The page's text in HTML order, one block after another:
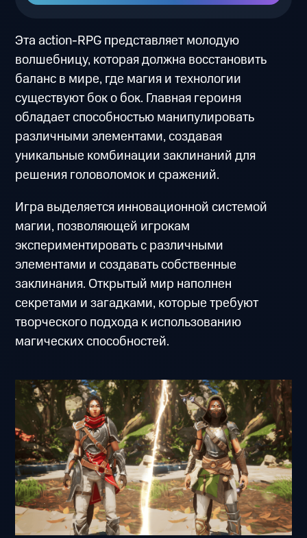
Эта action-RPG представляет молодую
волшебницу, которая должна восстановить
баланс в мире, где магия и технологии
существуют бок о бок. Главная героиня
обладает способностью манипулировать
различными элементами, создавая
уникальные комбинации заклинаний для
решения головоломок и сражений.
Игра выделяется инновационной системой
магии, позволяющей игрокам
экспериментировать с различными
элементами и создавать собственные
заклинания. Открытый мир наполнен
секретами и загадками, которые требуют
творческого подхода к использованию
магических способностей.